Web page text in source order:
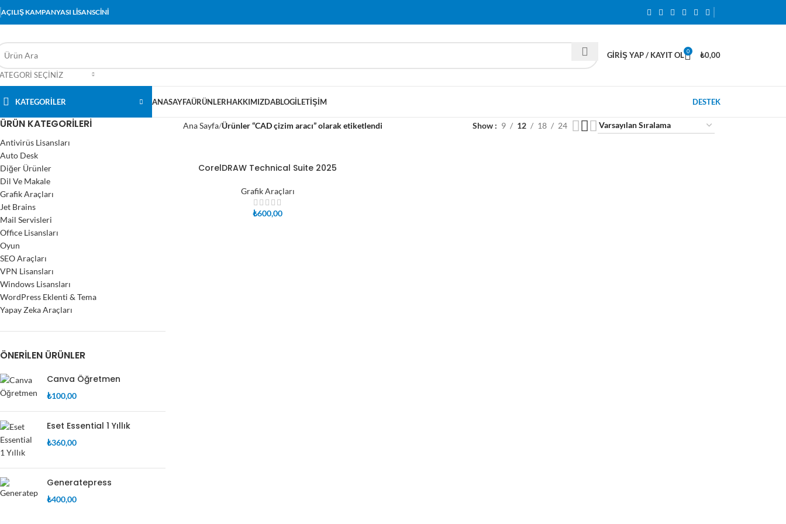
AÇILIŞ KAMPANYASI LİSANSCİNİ
SEÇINIZ
GIRIŞ YAP / KAYIT OL 0 ₺0,00
KATEGORİLER ANASAYFAÜRÜNLERHAKKIMIZDABLOGİLETIŞIM DESTEK
ÜRÜN KATEGORILERI
Antivirüs Lisansları
Auto Desk
Diğer Ürünler
Dil Ve Makale
Grafik Araçları
Jet Brains
Mail Servisleri
Office Lisansları
Oyun
SEO Araçları
VPN Lisansları
Windows Lisansları
WordPress Eklenti & Tema
Yapay Zeka Araçları
ÖNERILEN ÜRÜNLER
Canva Öğretmen
₺100,00
Eset Essential 1 Yıllık
₺360,00
Generatepress
₺400,00
Ana Sayfa Ürünler “CAD çizim aracı” olarak etiketlendi Show 9 12 18 24
SEPETE EKLE
CorelDRAW Technical Suite 2025
Grafik Araçları
₺600,00